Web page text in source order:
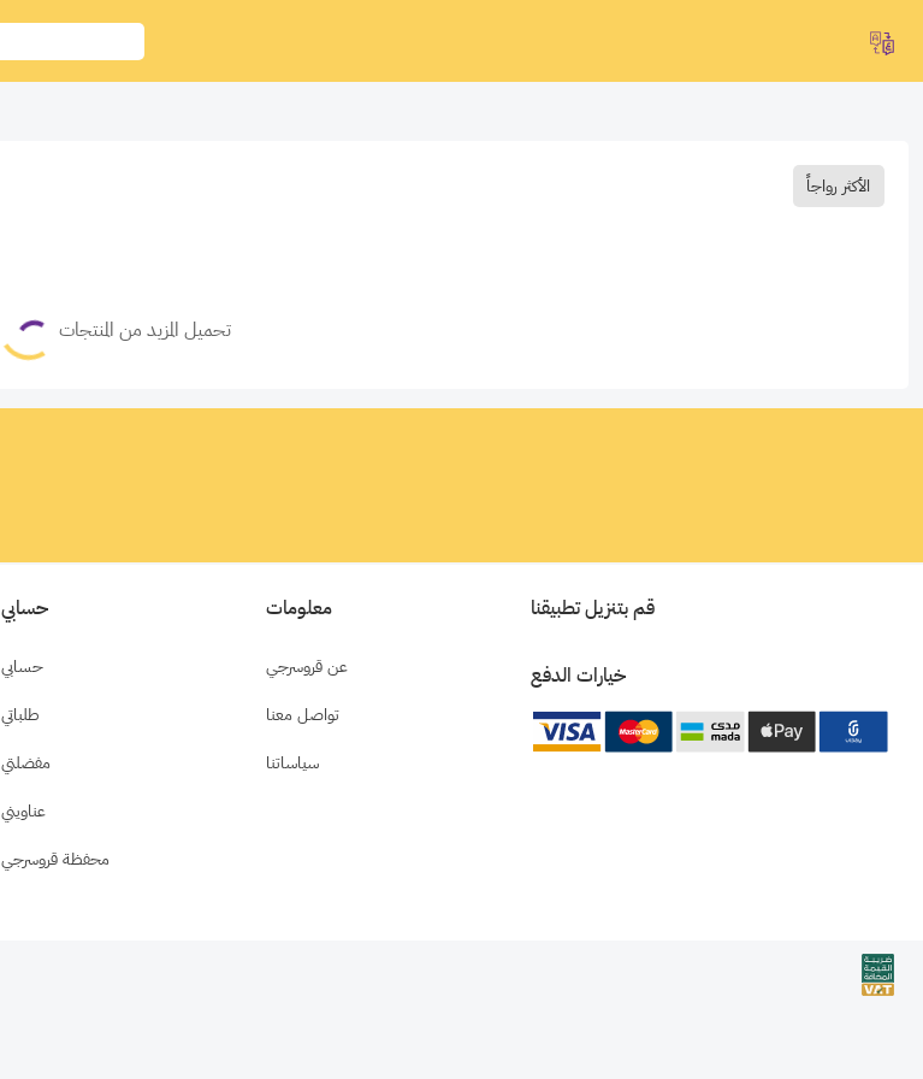
الأكثر رواجاً
تحميل المزيد من المنتجات
حسابي
حسابي
طلباتي
مفضلتي
عناويني
محفظة قروسرجي
معلومات
عن قروسرجي
تواصل معنا
سياساتنا
قم بتنزيل تطبيقنا
خيارات الدفع